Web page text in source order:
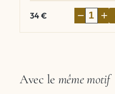
34€ − +
Avec le même motif